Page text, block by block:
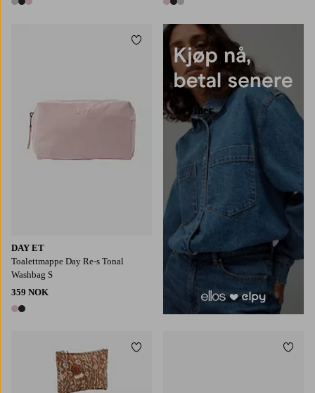
3 farger 3 farger
DAY ET
Toalettmappe Day Re-s Tonal
Washbag S
359 NOK
2 farger
Legg til favoritter
Les mer
Legg til favoritter